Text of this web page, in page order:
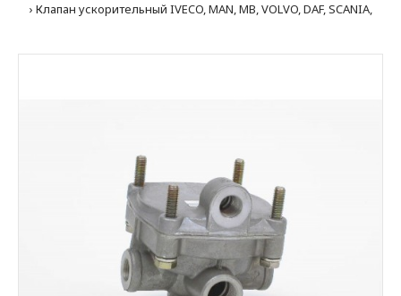
Клапан ускорительный IVECO, MAN, MB, VOLVO, DAF, SCANIA,